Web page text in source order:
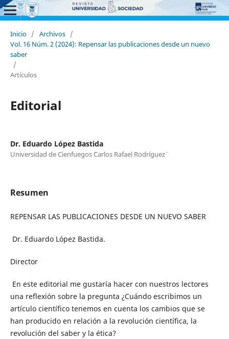
Inicio / Archivos /
Vol. 16 Núm. 2 (2024): Repensar las publicaciones desde un nuevo
saber
/
Artículos
Editorial
Dr. Eduardo López Bastida
Universidad de Cienfuegos ¨Carlos Rafael Rodríguez¨
Resumen
REPENSAR LAS PUBLICACIONES DESDE UN NUEVO SABER
Dr. Eduardo López Bastida.
Director
En este editorial me gustaría hacer con nuestros lectores
una reflexión sobre la pregunta ¿Cuándo escribimos un
artículo científico tenemos en cuenta los cambios que se
han producido en relación a la revolución científica, la
revolución del saber y la ética?